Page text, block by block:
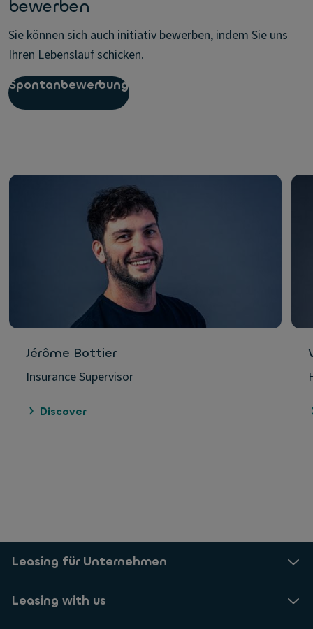
bewerben
Sie können sich auch initiativ bewerben, indem Sie uns
Ihren Lebenslauf schicken.
Spontanbewerbung
Jérôme Bottier
Insurance Supervisor
Discover
Leasing für Unternehmen
Leasing with us